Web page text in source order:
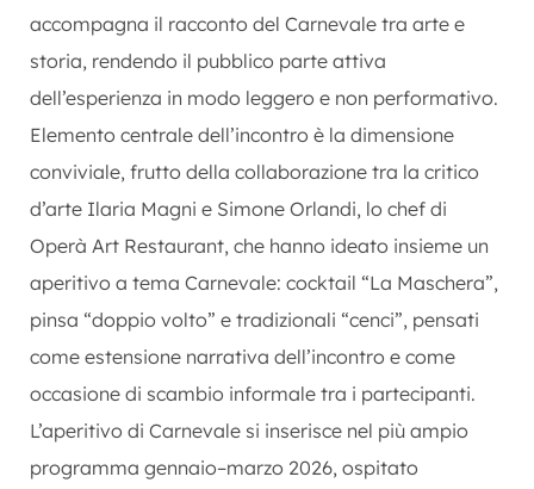
accompagna il racconto del Carnevale tra arte e
storia, rendendo il pubblico parte attiva
dell’esperienza in modo leggero e non performativo.
Elemento centrale dell’incontro è la dimensione
conviviale, frutto della collaborazione tra la critico
d’arte Ilaria Magni e Simone Orlandi, lo chef di
Operà Art Restaurant, che hanno ideato insieme un
aperitivo a tema Carnevale: cocktail “La Maschera”,
pinsa “doppio volto” e tradizionali “cenci”, pensati
come estensione narrativa dell’incontro e come
occasione di scambio informale tra i partecipanti.
L’aperitivo di Carnevale si inserisce nel più ampio
programma gennaio–marzo 2026, ospitato